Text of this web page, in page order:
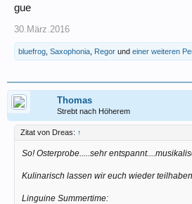
gue
30.März.2016
bluefrog Saxophonia Regor und einer weiteren
Thomas
Strebt nach Höherem
Zitat von Dreas: ↑
So! Osterprobe.....sehr
Kulinarisch lassen wir euch wieder teilhaben.
Linguine Summertime: